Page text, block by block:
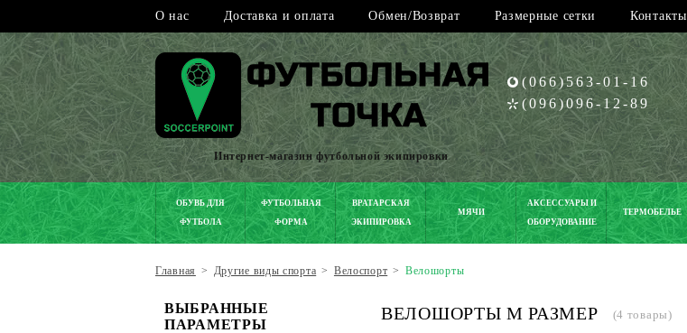
О нас Доставка и оплата Обмен/Возврат Размерные сетки Контакты
Интернет-магазин футбольной экипировки
(066)563-01-16
(096)096-12-89
ОБУВЬ ДЛЯ
ФУТБОЛА
ФУТБОЛЬНАЯ
ФОРМА
ВРАТАРСКАЯ
ЭКИПИРОВКА
МЯЧИ
АКСЕССУАРЫ И
ОБОРУДОВАНИЕ
ТЕРМОБЕЛЬЕ
Главная > Другие виды спорта > Велоспорт > Велошорты
ВЫБРАННЫЕ
ПАРАМЕТРЫ
ВЕЛОШОРТЫ M РАЗМЕР (4 товары)